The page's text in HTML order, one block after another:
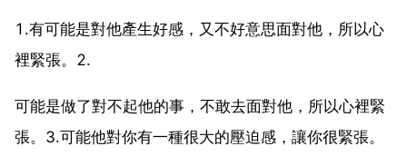
1.有可能是對他產生好感，又不好意思面對他，所以心
裡緊張。2.
可能是做了對不起他的事，不敢去面對他，所以心裡緊
張。3.可能他對你有一種很大的壓迫感，讓你很緊張。